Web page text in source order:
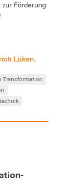
Förderung
Lüken,
Transformation